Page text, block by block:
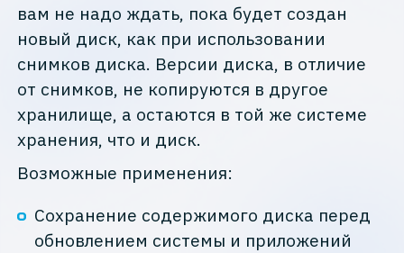
вам не надо ждать, пока будет создан
новый диск, как при использовании
снимков диска. Версии диска, в отличие
от снимков, не копируются в другое
хранилище, а остаются в той же системе
хранения, что и диск.
Возможные применения:
Сохранение содержимого диска перед
обновлением системы и приложений